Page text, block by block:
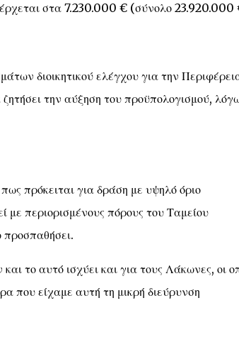
στα 7.230.000 € (σύνολο 23.920.000
διοικητικού ελέγχου για την
την αύξηση του προϋπολογισμού,
πρόκειται για δράση με υψηλό όριο
με περιορισμένους πόρους του Ταμείου
προσπαθήσει.
το αυτό ισχύει και για τους Λάκωνες, οι
που είχαμε αυτή τη μικρή διεύρυνση